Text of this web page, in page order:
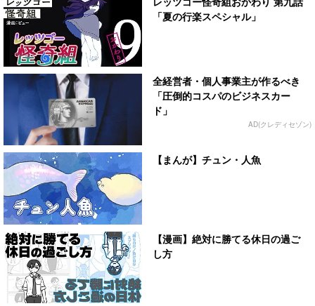
「夏の行楽スペシャル」
全経営者・個人事業主が作るべき
「圧倒的コスパのビジネスカー
ド」
AD(クレディセゾン)
【まんが】チュン・人魚
【漫画】絶対に勝てる休日の過ご
し方